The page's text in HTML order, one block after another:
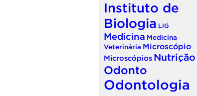
Instituto de
Biologia LIG
Medicina Medicina
Veterinária Microscópio
Microscópios Nutrição
Odonto
Odontologia